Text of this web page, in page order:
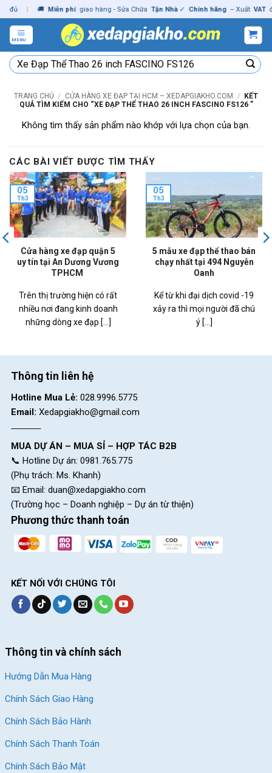
Skip
to
content
| 🚚 Miễn phí giao hàng - Sửa Chữa Tận Nhà ✓ Chính hãng – Xuất VAT đầy
MENU
Tìm
kiếm:
TRANG CHỦ / CỬA HÀNG XE ĐẠP TẠI HCM – XEDAPGIAKHO.COM /
KẾT
QUẢ TÌM KIẾM CHO “XE ĐẠP THỂ THAO 26 INCH FASCINO FS126 ”
Không tìm thấy sản phẩm nào khớp với lựa chọn của bạn.
CÁC BÀI VIẾT ĐƯỢC TÌM THẤY
Cửa hàng xe đạp quận 5
uy tín tại An Dương Vương
TPHCM
Trên thị trường hiện có rất
nhiều nơi đang kinh doanh
những dòng xe đạp [...]
05
Th3
5 mẫu xe đạp thể thao bán
chạy nhất tại 494 Nguyễn
Oanh
Kể từ khi đại dịch covid -19
xảy ra thì mọi người đã chú
ý [...]
05
Th3
Thông tin liên hệ
Hotline Mua Lẻ: 028.9996.5775
Email: Xedapgiakho@gmail.com
MUA DỰ ÁN – MUA SỈ – HỢP TÁC B2B
📞 Hotline Dự án: 0981.765.775
(Phụ trách: Ms. Khanh)
📧 Email: duan@xedapgiakho.com
(Trường học – Doanh nghiệp – Dự án từ thiện)
Phương thức thanh toán
KẾT NỐI VỚI CHÚNG TÔI
Thông tin và chính sách
Hướng Dẫn Mua Hàng
Chính Sách Giao Hàng
Chính Sách Bảo Hành
Chính Sách Thanh Toán
Chính Sách Bảo Mật